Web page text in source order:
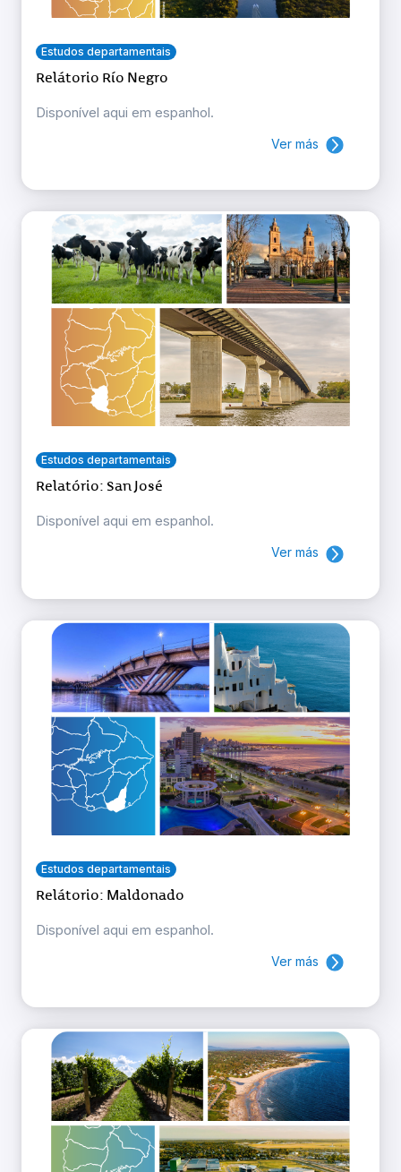
Estudos departamentais
Relátorio Río Negro
Disponível aqui em espanhol.
Ver más
Estudos departamentais
Relatório: San José
Disponível aqui em espanhol.
Ver más
Estudos departamentais
Relátorio: Maldonado
Disponível aqui em espanhol.
Ver más